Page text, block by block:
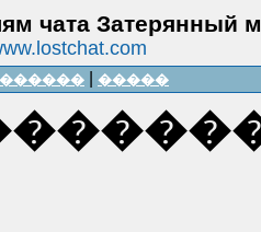
чата Затерянный
�����